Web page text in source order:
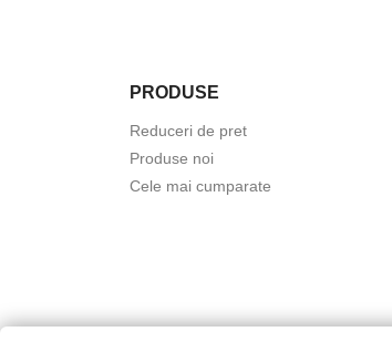
PRODUSE
Reduceri de pret
Produse noi
Cele mai cumparate